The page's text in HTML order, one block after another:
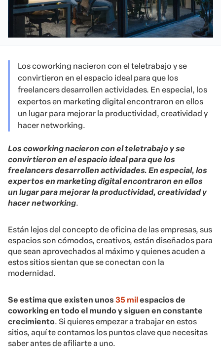
Los coworking nacieron con el teletrabajo y se
convirtieron en el espacio ideal para que los
freelancers desarrollen actividades. En especial, los
expertos en marketing digital encontraron en ellos
un lugar para mejorar la productividad, creatividad y
hacer networking.
Los coworking nacieron con el teletrabajo y se
convirtieron en el espacio ideal para que los
freelancers desarrollen actividades. En especial, los
expertos en marketing digital encontraron en ellos
un lugar para mejorar la productividad, creatividad y
hacer networking.
Están lejos del concepto de oficina de las empresas, sus
espacios son cómodos, creativos, están diseñados para
que sean aprovechados al máximo y quienes acuden a
estos sitios sientan que se conectan con la
modernidad.
Se estima que existen unos 35 mil espacios de
coworking en todo el mundo y siguen en constante
crecimiento. Si quieres empezar a trabajar en estos
sitios, aquí te contamos los puntos clave que necesitas
saber antes de afiliarte a uno.